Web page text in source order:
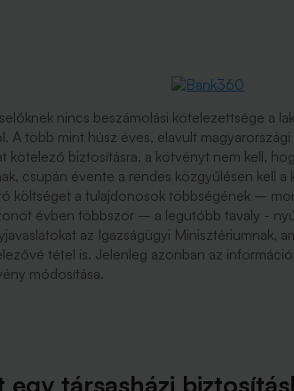
nincs beszámolási kötelezettsége a
A több mint húsz éves, elavult
kötelező biztosításra, a kötvényt nem kell,
csupán évente a rendes közgyűlésen kell
költséget a tulajdonosok többségének –
évben többször – a legutóbb tavaly -
az Igazságügyi Minisztériumnak,
tétel is. Jelenleg azonban az
módosítása.
egy társasházi